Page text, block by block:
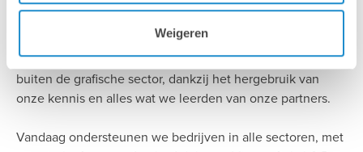
Weigeren
Ruim 30 jaar geleden begonnen we in één specifieke
markt. Gaandeweg breidden we onze expertise uit tot ver
buiten de grafische sector, dankzij het hergebruik van
onze kennis en alles wat we leerden van onze partners.
Vandaag ondersteunen we bedrijven in alle sectoren, met